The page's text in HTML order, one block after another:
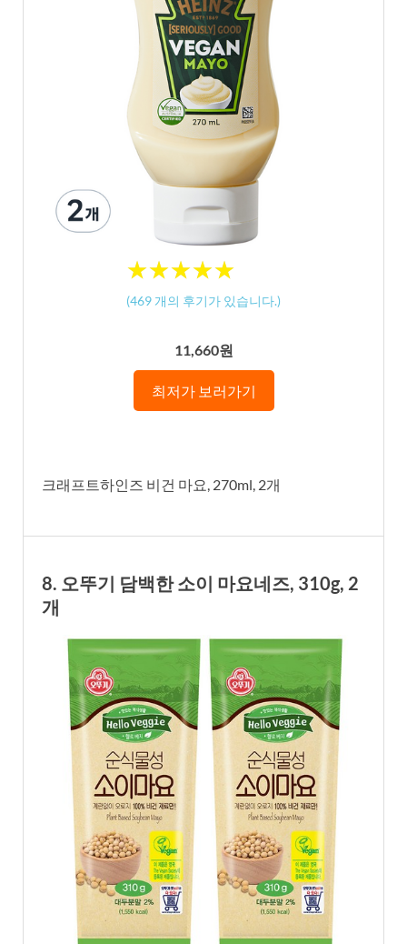
★★★★★
★★★★★
(469 개의 후기가 있습니다.)
11,660원
최저가 보러가기
크래프트하인즈 비건 마요, 270ml, 2개
8. 오뚜기 담백한 소이 마요네즈, 310g, 2
개